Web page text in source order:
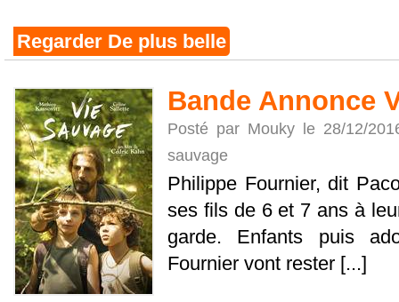
Regarder De plus belle
Bande Annonce
Posté par Mouky le 28/12/
sauvage
Philippe Fournier, dit
ses fils de 6 et 7 ans à
garde. Enfants puis
Fournier vont rester [...]